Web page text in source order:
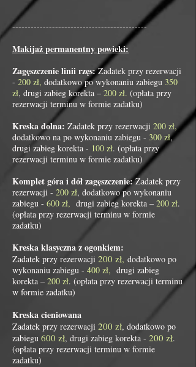
--------------------------------------------
Makijaż permanentny powieki:
Zagęszczenie linii rzęs:Zadatek przy rezerwacji
- 200 zł, dodatkowo po wykonaniu zabiegu 350
zł, drugi zabieg korekta – 200 zł. (opłata przy
rezerwacji terminu w formie zadatku)
Kreska dolna: Zadatek przy rezerwacji 200 zł,
dodatkowo na po wykonaniu zabiegu - 300 zł,
drugi zabieg korekta - 100 zł. (opłata przy
rezerwacji terminu w formie zadatku)
Komplet góra i dół zagęszczenie:Zadatek przy
rezerwacji - 200 zł, dodatkowo po wykonaniu
zabiegu - 600 zł, drugi zabieg korekta – 200 zł.
(opłata przy rezerwacji terminu w formie
zadatku)
Kreska klasyczna z ogonkiem:
Zadatek przy rezerwacji 200 zł, dodatkowo po
wykonaniu zabiegu - 400 zł, drugi zabieg
korekta – 200 zł. (opłata przy rezerwacji terminu
w formie zadatku)
Kreska cieniowana
Zadatek przy rezerwacji 200 zł, dodatkowo po
zabiegu 600 zł, drugi zabieg korekta - 200 zł.
(opłata przy rezerwacji terminu w formie
zadatku)